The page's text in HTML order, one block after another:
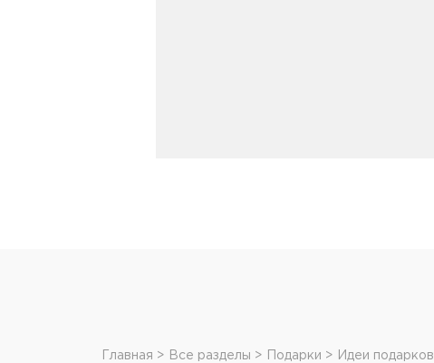
Главная Все разделы Подарки Идеи подарков